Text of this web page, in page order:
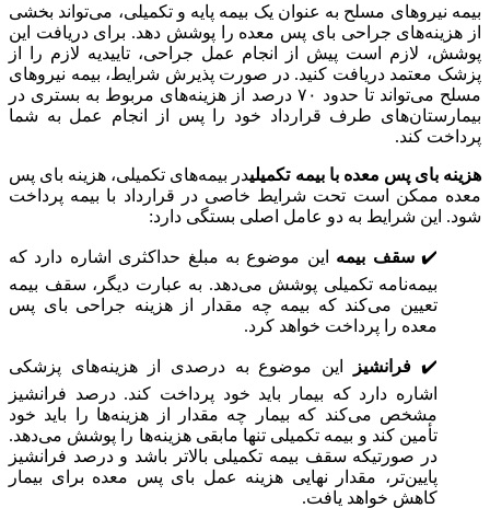
بیمه نیروهای مسلح به عنوان یک بیمه پایه و تکمیلی، می‌تواند بخشی
از هزینه‌های جراحی بای پس معده را پوشش دهد. برای دریافت این
پوشش، لازم است پیش از انجام عمل جراحی، تاییدیه لازم را از
پزشک معتمد دریافت کنید. در صورت پذیرش شرایط، بیمه نیروهای
مسلح می‌تواند تا حدود ۷۰ درصد از هزینه‌های مربوط به بستری در
بیمارستان‌های طرف قرارداد خود را پس از انجام عمل به شما
پرداخت کند.
هزینه بای پس معده با بیمه تکمیلیدر بیمه‌های تکمیلی، هزینه‌ بای پس
معده ممکن است تحت شرایط خاصی در قرارداد با بیمه پرداخت
شود. این شرایط به دو عامل اصلی بستگی دارد:
✔️سقف بیمه این موضوع به مبلغ حداکثری اشاره دارد که
بیمه‌نامه تکمیلی پوشش می‌دهد. به عبارت دیگر، سقف بیمه
تعیین می‌کند که بیمه چه مقدار از هزینه‌ جراحی بای پس
معده را پرداخت خواهد کرد.
✔️ فرانشیز
این موضوع به درصدی از هزینه‌های پزشکی
اشاره دارد که بیمار باید خود پرداخت کند. درصد فرانشیز
مشخص می‌کند که بیمار چه مقدار از هزینه‌ها را باید خود
تأمین کند و بیمه تکمیلی تنها مابقی هزینه‌ها را پوشش می‌دهد.
در صورتیکه سقف بیمه تکمیلی بالاتر باشد و درصد فرانشیز
پایین‌تر، مقدار نهایی هزینه عمل بای پس معده برای بیمار
کاهش خواهد یافت.